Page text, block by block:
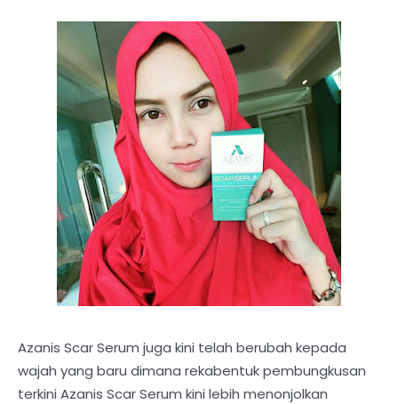
Azanis Scar Serum juga kini telah berubah kepada
wajah yang baru dimana rekabentuk pembungkusan
terkini Azanis Scar Serum kini lebih menonjolkan